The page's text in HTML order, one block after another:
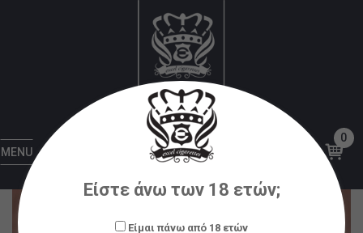
MENU
0
Υγρά αναπλήρωσης (flavorshots)
Bombo – Platinum Tobaccos Don Juan Supra
Reserve 120ml
Είστε άνω των 18 ετών;
Είμαι πάνω από 18 ετών